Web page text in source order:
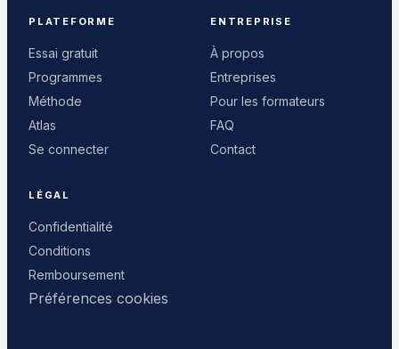
PLATEFORME
Essai gratuit
Programmes
Méthode
Atlas
Se connecter
ENTREPRISE
À propos
Entreprises
Pour les formateurs
FAQ
Contact
LÉGAL
Confidentialité
Conditions
Remboursement
Préférences cookies